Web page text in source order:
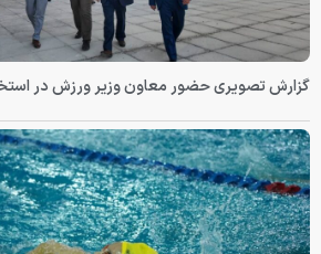
گزارش تصویری حضور معاون وزیر ورزش در استخر